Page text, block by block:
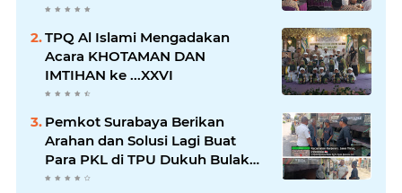
TPQ Al Islami Mengadakan
Acara KHOTAMAN DAN
IMTIHAN ke ...XXVI
Pemkot Surabaya Berikan
Arahan dan Solusi Lagi Buat
Para PKL di TPU Dukuh Bulak
Banteng Surabaya